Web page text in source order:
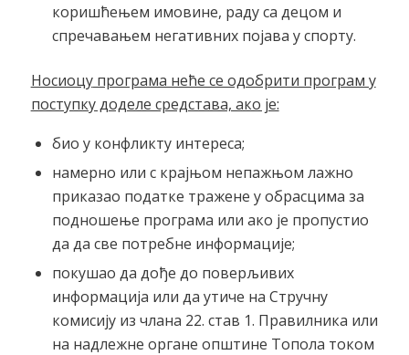
коришћењем имовине, раду са децом и
спречавањем негативних појава у спорту.
Носиоцупрограма неће се одобрити програм у
поступку доделе средстава, ако је:
био у конфликту интереса;
намерно или с крајњом непажњом лажно
приказао податке тражене у обрасцима за
подношење програма или ако је пропустио
да да све потребне информације;
покушао да дође до поверљивих
информација или да утиче на Стручну
комисију из члана 22. став 1. Правилника или
на надлежне органе општине Топола током